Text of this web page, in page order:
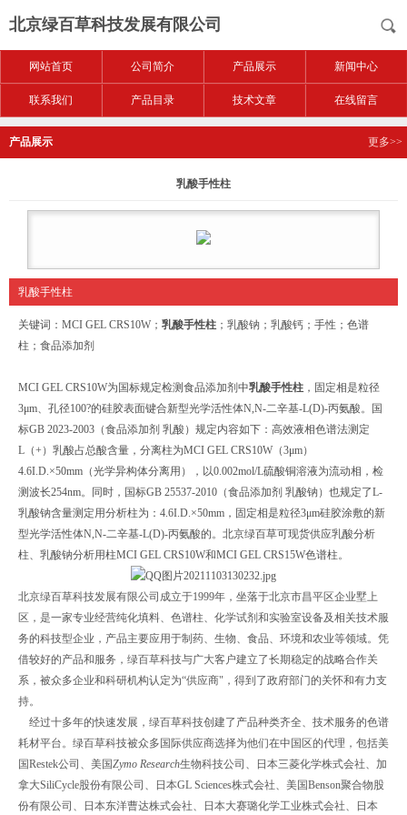
北京绿百草科技发展有限公司
网站首页 公司简介 产品展示 新闻中心
联系我们 产品目录 技术文章 在线留言
产品展示 更多>>
乳酸手性柱
乳酸手性柱
关键词：MCI GEL CRS10W； 乳酸手性柱 ；乳酸钠；乳酸钙；手性；色谱
柱；食品添加剂
MCI GEL CRS10W为国标规定检测食品添加剂中乳酸手性柱 ，固定相是粒径
3μm、孔径100?的硅胶表面键合新型光学活性体N,N-二辛基-L(D)-丙氨酸。国
标GB 2023-2003（食品添加剂 乳酸）规定内容如下：高效液相色谱法测定
L（+）乳酸占总酸含量，分离柱为MCI GEL CRS10W（3μm）
4.6I.D.×50mm（光学异构体分离用），以0.002mol/L硫酸铜溶液为流动相，检
测波长254nm。同时，国标GB 25537-2010（食品添加剂 乳酸钠）也规定了L-
乳酸钠含量测定用分析柱为：4.6I.D.×50mm，固定相是粒径3μm硅胶涂敷的新
型光学活性体N,N-二辛基-L(D)-丙氨酸的 。北京绿百草可现货供应乳酸分析
柱、乳酸钠分析用柱MCI GEL CRS10W和MCI GEL CRS15W色谱柱。
北京绿百草科技发展有限公司成立于1999年，坐落于北京市昌平区企业墅上
区，是一家专业经营纯化填料、色谱柱、化学试剂和实验室设备及相关技术服
务的科技型企业，产品主要应用于制药、生物、食品、环境和农业等领域。凭
借较好的产品和服务，绿百草科技与广大客户建立了长期稳定的战略合作关
系，被众多企业和科研机构认定为“供应商"，得到了政府部门的关怀和有力支
持。
经过十多年的快速发展，绿百草科技创建了产品种类齐全、技术服务的色谱
耗材平台。绿百草科技被众多国际供应商选择为他们在中国区的代理，包括美
国Restek公司、美国Zymo Research生物科技公司、
日本三菱化学株式会社、加
拿大SiliCycle股份有限公司、日本GL Sciences株式会社、美国Benson聚合物股
份有限公司、日本东洋曹达株式会社、日本大赛璐化学工业株式会社、日本